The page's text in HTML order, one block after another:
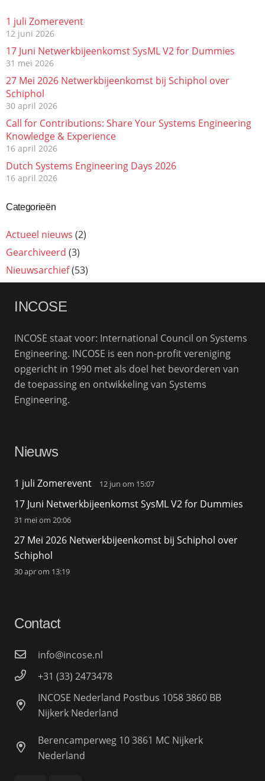
1 juli Zomerevent
12 juni 2026
17 Juni Netwerkbijeenkomst SysML V2 for Dummies
31 mei 2026
27 Mei 2026 Netwerkbijeenkomst bij Schiphol over
Schiphol
30 april 2026
Call for Contributions: Share Your Systems Engineering
Knowledge & Experience
16 april 2026
Dutch Systems Engineering Days 2026
16 april 2026
Categorieën
Actueel nieuws (2)
Gearchiveerd (3)
Nieuwsarchief(53)
INCOSE
INCOSE staat voor: International Council on Systems
Engineering. INCOSE is een non-profit vereniging
opgericht in 1990 met als doel het bevorderen van
de toepassing en ontwikkeling van Systems
Engineering.
Nieuws
1 juli Zomerevent 12 jun om 15:07
17 Juni Netwerkbijeenkomst SysML V2 for Dummies
31 mei om 20:06
27 Mei 2026 Netwerkbijeenkomst bij Schiphol over
Schiphol
30 apr om 13:19
Contact
info@incose.nl
+31 (33) 2473478
INCOSE Nederland Postbus 1058 3860 BB
Nijkerk Nederland
Berencamperweg 10 3861 MC Nijkerk
Nederland